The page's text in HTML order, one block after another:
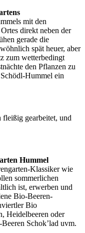
mit den
direkt neben der
gerade die
spät heuer, aber
zum wetterbedingt
den Pflanzen zu
Hummel ein
gearbeitet, und
Hummel
Klassiker wie
sommerlichen
ist, erwerben und
Bio-Beeren-
Bio
Heidelbeeren oder
Schok’lad uvm.